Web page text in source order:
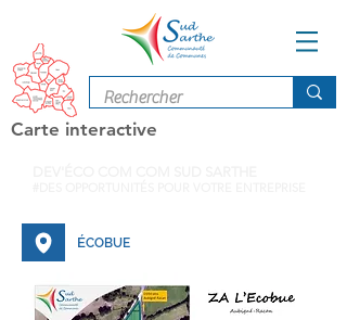
Carte interactive
ÉCOBUE